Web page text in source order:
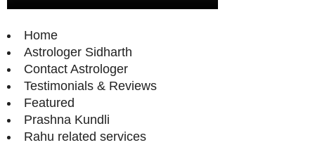
Home
Astrologer Sidharth
Contact Astrologer
Testimonials & Reviews
Featured
Prashna Kundli
Rahu related services